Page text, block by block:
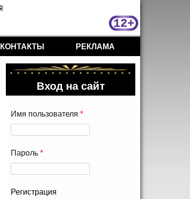
КОНТАКТЫ РЕКЛАМА
Вход на сайт
Имя пользователя *
Пароль *
Регистрация